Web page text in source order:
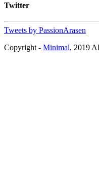
Twitter
Tweets by PassionArasen
Copyright - Minimal, 2019